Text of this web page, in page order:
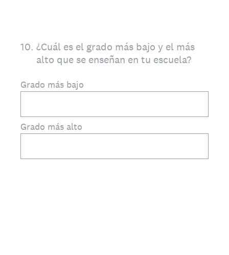
10. ¿Cuál es el grado más bajo y el más
alto que se enseñan en tu escuela?
Grado más bajo
Grado más alto